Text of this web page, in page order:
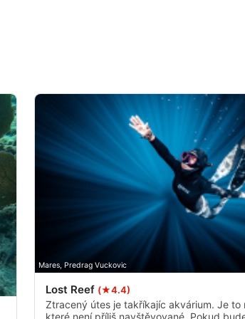
Mares, Predrag Vuckovic
Lost Reef (★4.4)
Ztracený útes je takříkajíc akvárium. Je to
které není příliš navštěvované. Pokud